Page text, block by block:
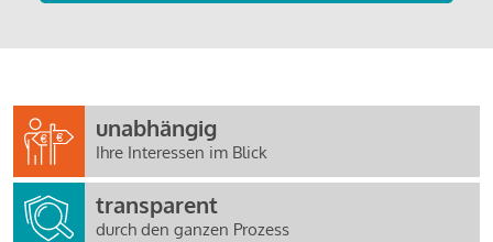
unabhängig
Ihre Interessen im Blick
transparent
durch den ganzen Prozess